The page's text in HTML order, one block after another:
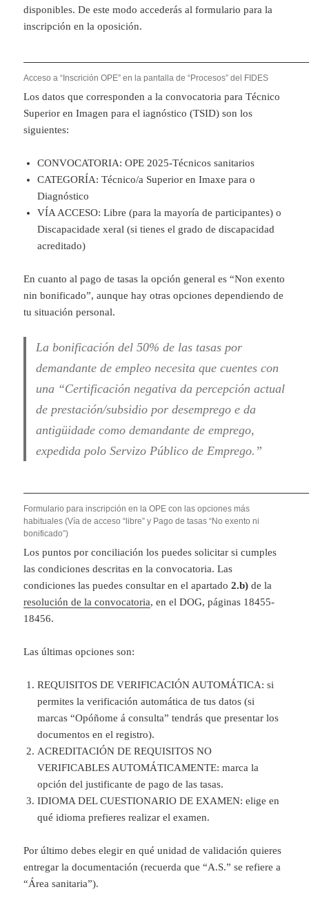
disponibles. De este modo accederás al formulario para la
inscripción en la oposición.
Acceso a “Inscrición OPE” en la pantalla de “Procesos” del FIDES
Los datos que corresponden a la convocatoria para Técnico
Superior en Imagen para el iagnóstico (TSID) son los
siguientes:
CONVOCATORIA: OPE 2025-Técnicos sanitarios
CATEGORÍA: Técnico/a Superior en Imaxe para o
Diagnóstico
VÍA ACCESO: Libre (para la mayoría de participantes) o
Discapacidade xeral (si tienes el grado de discapacidad
acreditado)
En cuanto al pago de tasas la opción general es “Non exento
nin bonificado”, aunque hay otras opciones dependiendo de
tu situación personal.
La bonificación del 50% de las tasas por
demandante de empleo necesita que cuentes con
una “Certificación negativa da percepción actual
de prestación/subsidio por desemprego e da
antigüidade como demandante de emprego,
expedida polo Servizo Público de Emprego.”
Formulario para inscripción en la OPE con las opciones más
habituales (Vía de acceso “libre” y Pago de tasas “No exento ni
bonificado”)
Los puntos por conciliación los puedes solicitar si cumples
las condiciones descritas en la convocatoria. Las
condiciones las puedes consultar en el apartado2.b) de la
resolución de la convocatoria, en el DOG, páginas 18455-
18456.
Las últimas opciones son:
REQUISITOS DE VERIFICACIÓN AUTOMÁTICA: si
permites la verificación automática de tus datos (si
marcas “Opóñome á consulta” tendrás que presentar los
documentos en el registro).
ACREDITACIÓN DE REQUISITOS NO
VERIFICABLES AUTOMÁTICAMENTE: marca la
opción del justificante de pago de las tasas.
IDIOMA DEL CUESTIONARIO DE EXAMEN: elige en
qué idioma prefieres realizar el examen.
Por último debes elegir en qué unidad de validación quieres
entregar la documentación (recuerda que “A.S.” se refiere a
“Área sanitaria”).